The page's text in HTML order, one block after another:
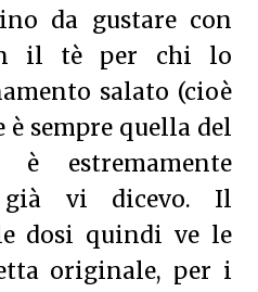
da gustare con
il tè per chi lo
salato (cioè
è sempre quella del
estremamente
già vi dicevo. Il
dosi quindi ve le
originale, per i